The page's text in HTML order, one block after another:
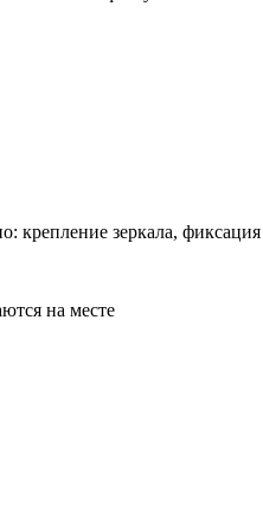
крепление зеркала,
на месте